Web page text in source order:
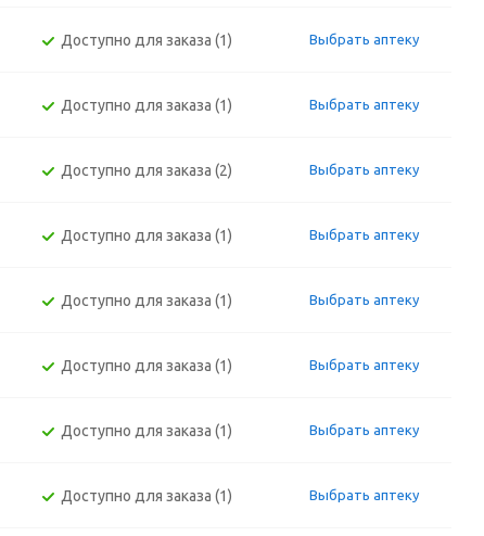
Доступно для заказа (1) Выбрать аптеку
Доступно для заказа (1) Выбрать аптеку
Доступно для заказа (2) Выбрать аптеку
Доступно для заказа (1) Выбрать аптеку
Доступно для заказа (1) Выбрать аптеку
Доступно для заказа (1) Выбрать аптеку
Доступно для заказа (1) Выбрать аптеку
Доступно для заказа (1) Выбрать аптеку